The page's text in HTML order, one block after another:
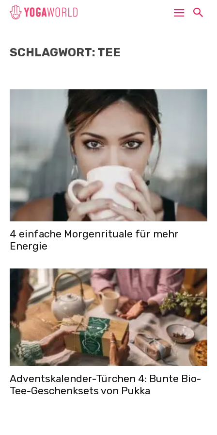
SCHLAGWORT: TEE
4 einfache Morgenrituale für mehr
Energie
Adventskalender-Türchen 4: Bunte Bio-
Tee-Geschenksets von Pukka